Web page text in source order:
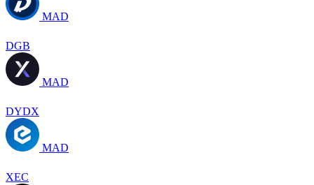
MAD
DGB
MAD
DYDX
MAD
XEC